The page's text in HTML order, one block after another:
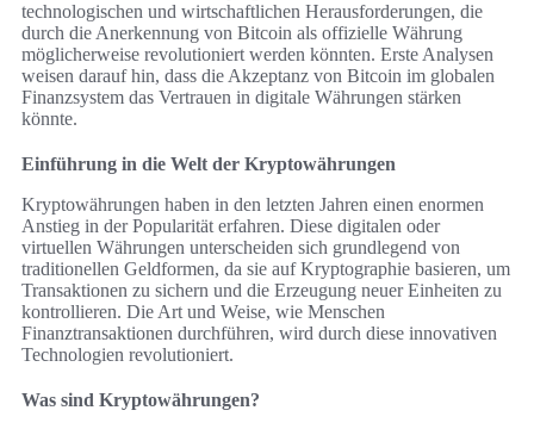
technologischen und wirtschaftlichen Herausforderungen, die
durch die Anerkennung von Bitcoin als offizielle Währung
möglicherweise revolutioniert werden könnten. Erste Analysen
weisen darauf hin, dass die Akzeptanz von Bitcoin im globalen
Finanzsystem das Vertrauen in digitale Währungen stärken
könnte.
Einführung in die Welt der Kryptowährungen
Kryptowährungen haben in den letzten Jahren einen enormen
Anstieg in der Popularität erfahren. Diese digitalen oder
virtuellen Währungen unterscheiden sich grundlegend von
traditionellen Geldformen, da sie auf Kryptographie basieren, um
Transaktionen zu sichern und die Erzeugung neuer Einheiten zu
kontrollieren. Die Art und Weise, wie Menschen
Finanztransaktionen durchführen, wird durch diese innovativen
Technologien revolutioniert.
Was sind Kryptowährungen?